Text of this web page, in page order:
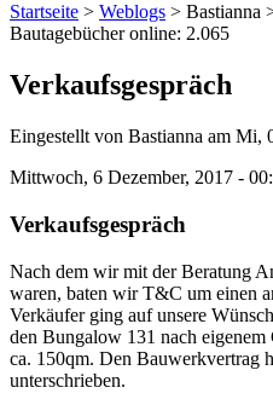
Startseite > Weblogs > Bastianna
Bautagebücher online: 2.065
Verkaufsgespräch
Eingestellt von Bastianna am Mi,
Mittwoch, 6 Dezember, 2017 -
Verkaufsgespräch
Nach dem wir mit der Beratung
waren, baten wir T&C um einen
Verkäufer ging auf unsere
den Bungalow 131 nach
ca. 150qm. Den Bauwerkvertrag
unterschrieben.